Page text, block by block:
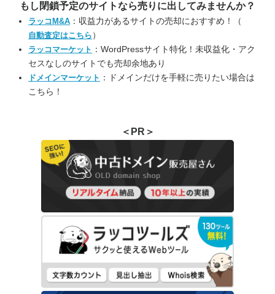
もし閉鎖予定のサイトなら売りに出してみませんか？
ラッコM&A ：収益力があるサイトの売却におすすめ！（
自動査定はこちら ）
ラッコマーケット ：WordPressサイト特化！未収益化・アク
セスなしのサイトでも売却余地あり
ドメインマーケット ：ドメインだけを手軽に売りたい場合は
こちら！
＜PR＞